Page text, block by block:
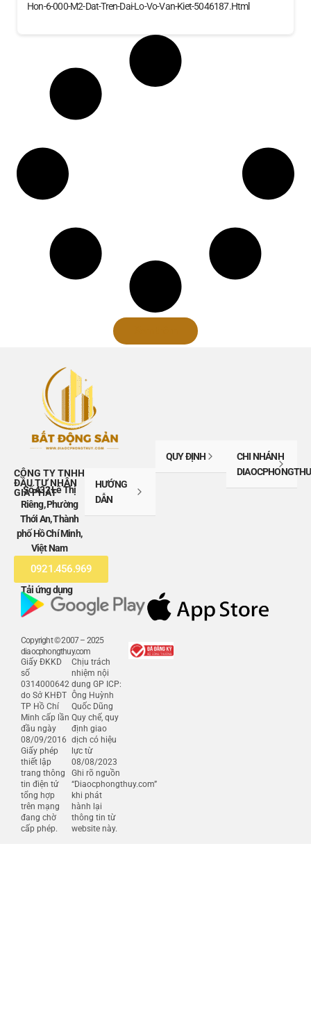
Hon-6-000-M2-Dat-Tren-Dai-Lo-Vo-Van-Kiet-5046187.html
CÔNG TY TNHH
ĐẦU TƯ NHÂN
GIA PHÁT
Số 432 Lê Thị
Riêng, Phường
Thới An, Thành
phố Hồ Chí Minh,
Việt Nam
0921.456.969
HƯỚNG
DẪN
QUY ĐỊNH
CHI NHÁNH
Tải ứng dụng
Copyright © 2007 – 2025
diaocphongthuy.com
Giấy ĐKKD
số
0314000642
do Sở KHĐT
TP Hồ Chí
Minh cấp lần
đầu ngày
08/09/2016
Giấy phép
thiết lập
trang thông
tin điện tử
tổng hợp
trên mạng
đang chờ
cấp phép.
Chịu trách
nhiệm nội
dung GP ICP:
Ông Huỳnh
Quốc Dũng
Quy chế, quy
định giao
dịch có hiệu
lực từ
08/08/2023
Ghi rõ nguồn
“Diaocphongthuy.com”
khi phát
hành lại
thông tin từ
website này.